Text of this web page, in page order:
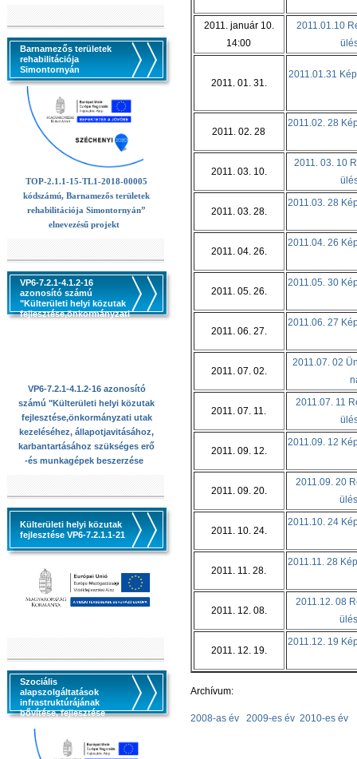
Barnamezős területek
rehabilitációja
Simontornyán
TOP-2.1.1-15-TL1-2018-00005
kódszámú, Barnamezős területek
rehabilitációja Simontornyán”
elnevezésű projekt
VP6-7.2.1-4.1.2-16
azonosító számú
"Külterületi helyi közutak
fejlesztése,önkormányzati
VP6-7.2.1-4.1.2-16 azonosító
számú "Külterületi helyi közutak
fejlesztése,önkormányzati utak
kezeléséhez, állapotjavitásához,
karbantartásához szükséges erő
-és munkagépek beszerzése
Külterületi helyi közutak
fejlesztése VP6-7.2.1.1-21
Szociális
alapszolgáltatások
infrastruktúrájának
bővítése, fejlesztése
2011. január 10.
14:00
2011.01.10
2011. 01. 31.
2011.01.31
2011. 02. 28
2011.02. 28
2011. 03. 10.
2011. 03. 10
2011. 03. 28.
2011.03. 28
2011. 04. 26.
2011.04. 26
2011. 05. 26.
2011.05. 30
2011. 06. 27.
2011.06. 27
2011. 07. 02.
2011.07. 02
2011. 07. 11.
2011.07. 11
2011. 09. 12.
2011.09. 12
2011. 09. 20.
2011.09. 20
2011. 10. 24.
2011.10. 24
2011. 11. 28.
2011.11. 28
2011. 12. 08.
2011.12. 08
2011. 12. 19.
2011.12. 19
Archívum:
2008-as év 2009-es év 2010-es év